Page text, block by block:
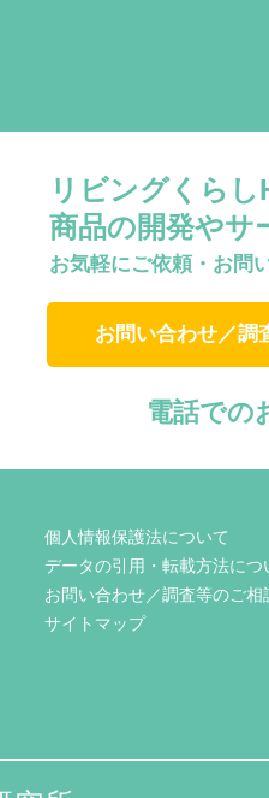
リビングくら
商品の開発やサ
お気軽にご依頼・お問
お問い合わせ／調
電話での
個人情報保護法について
データの引用・転載方法につ
お問い合わせ／調査等のご相
サイトマップ